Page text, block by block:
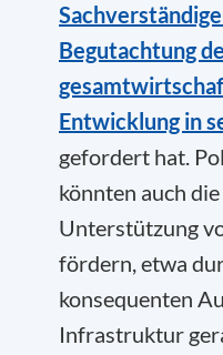
Begutachtung
Entwicklung in
gefordert hat.
könnten auch
Unterstützung
fördern, etwa
konsequenten
Infrastruktur